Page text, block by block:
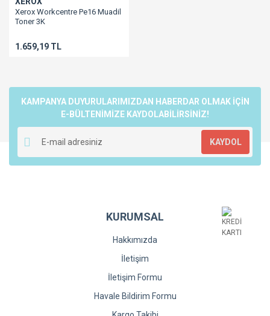
Xerox Workcentre Pe16 Muadil
Toner 3K
1.659,19 TL
KAMPANYA DUYURULARIMIZDAN HABERDAR OLMAK İÇİN
E-BÜLTENİMİZE KAYDOLABİLİRSİNİZ!
KAYDOL
KURUMSAL
Hakkımızda
İletişim
İletişim Formu
Havale Bildirim Formu